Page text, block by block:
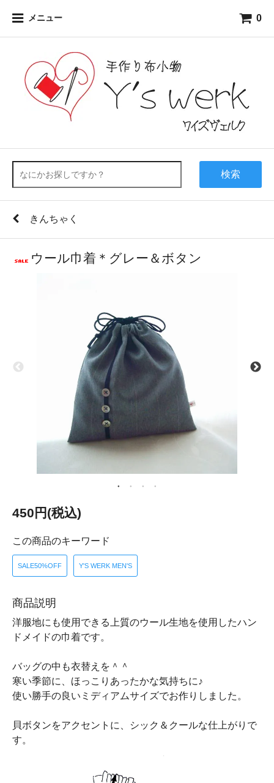
メニュー 0
検索
きんちゃく
ウール巾着＊グレー＆ボタン
450円(税込)
この商品のキーワード
SALE50%OFF Y'S WERK MEN'S
商品説明
洋服地にも使用できる上質のウール生地を使用したハン
ドメイドの巾着です。
バッグの中も衣替えを＾＾
寒い季節に、ほっこりあったかな気持ちに♪
使い勝手の良いミディアムサイズでお作りしました。
貝ボタンをアクセントに、シック＆クールな仕上がりで
す。